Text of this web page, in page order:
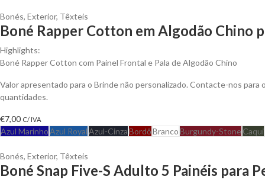
Bonés, Exterior, Têxteis
Boné Rapper Cotton em Algodão Chino
Highlights:
Boné Rapper Cotton com Painel Frontal e Pala de Algodão Chino
Valor apresentado para o Brinde não personalizado. Contacte-nos
quantidades.
€7,00 C/ IVA
Azul MarinhoAzul RoyalAzul-CinzaBordôBranco Burgundy-Stone Caqui
Bonés, Exterior, Têxteis
Boné Snap Five-S Adulto 5 Painéis para